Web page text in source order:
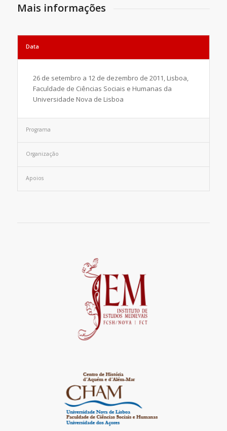
Mais informações
Data
26 de setembro a 12 de dezembro de 2011, Lisboa,
Faculdade de Ciências Sociais e Humanas da
Universidade Nova de Lisboa
Programa
Organização
Apoios